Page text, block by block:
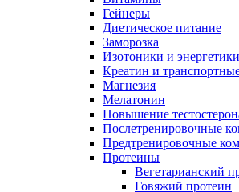
Гейнеры
Диетическое питание
Заморозка
Изотоники и энергетики
Креатин и
Магнезия
Мелатонин
Повышение
Послетренировочные
Предтренировочные
Протеины
Вегетарианский
Говяжий протеин